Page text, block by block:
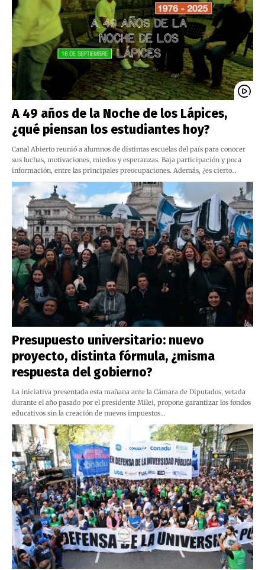
A 49 años de la Noche de los Lápices,
¿qué piensan los estudiantes hoy?
Canal Abierto reunió a alumnos de distintas escuelas del país para conocer
sus luchas, motivaciones, miedos y esperanzas. Baja participación y poca
información, entre las principales preocupaciones. Además, ¿es cierto…
Presupuesto universitario: nuevo
proyecto, distinta fórmula, ¿misma
respuesta del gobierno?
La iniciativa presentada esta mañana ante la Cámara de Diputados, vetada
durante el año pasado por el presidente Milei, propone garantizar los fondos
educativos sin la creación de nuevos impuestos…